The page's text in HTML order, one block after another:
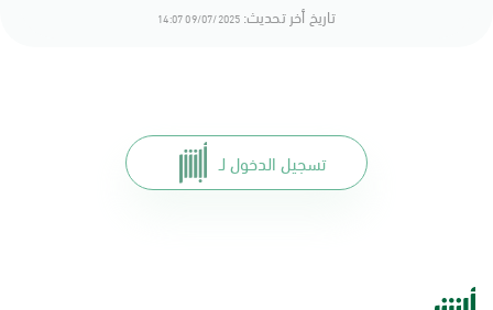
تاريخ أخر تحديث: 09/07/2025 14:07
تسجيل الدخول لـ